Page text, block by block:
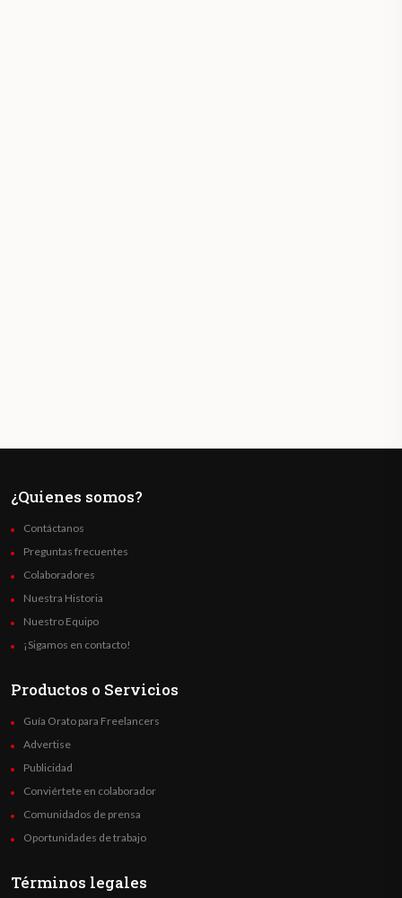
¿Quienes somos?
Contáctanos
Preguntas frecuentes
Colaboradores
Nuestra Historia
Nuestro Equipo
¡Sigamos en contacto!
Productos o Servicios
Guía Orato para Freelancers
Advertise
Publicidad
Conviértete en colaborador
Comunidados de prensa
Oportunidades de trabajo
Términos legales